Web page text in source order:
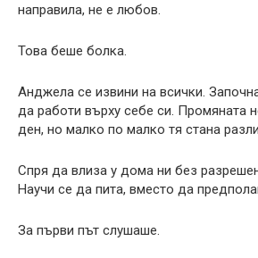
направила, не е любов.
Това беше болка.
Анджела се извини на всички.
да работи върху себе си. Промяната
ден, но малко по малко тя стана
Спря да влиза у дома ни без
Научи се да пита, вместо да
За първи път слушаше.